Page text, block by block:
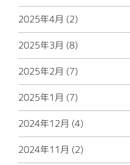
2025年4月 (2)
2025年3月 (8)
2025年2月 (7)
2025年1月 (7)
2024年12月 (4)
2024年11月 (2)